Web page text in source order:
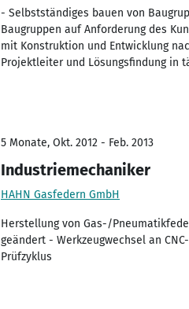
- Selbstständiges bauen von
Baugruppen auf Anforderung des
mit Konstruktion und Entwicklung
Projektleiter und Lösungsfindung in
5 Monate, Okt. 2012 - Feb. 2013
Industriemechaniker
HAHN Gasfedern GmbH
Herstellung von Gas-/
geändert - Werkzeugwechsel an
Prüfzyklus